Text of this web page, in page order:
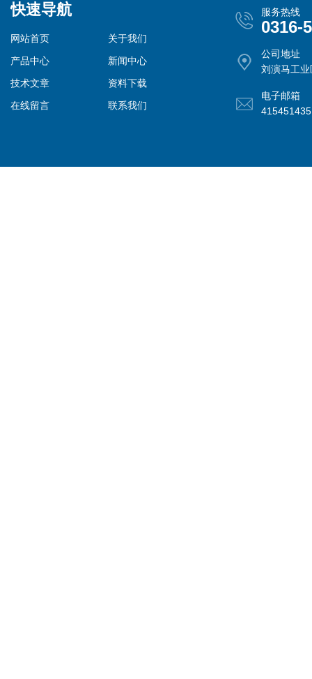
快速导航
网站首页
关于我们
产品中心
新闻中心
技术文章
资料下载
在线留言
联系我们
服务热线
0316-
公司地址
刘演马工业
电子邮箱